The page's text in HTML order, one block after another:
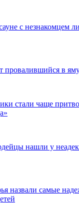
с незнакомцем
провалившийся в
стали чаще
нашли у
назвали самые